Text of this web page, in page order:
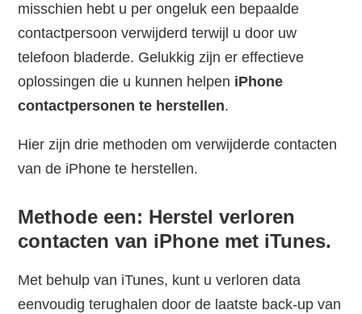
misschien hebt u per ongeluk een bepaalde
contactpersoon verwijderd terwijl u door uw
telefoon bladerde. Gelukkig zijn er effectieve
oplossingen die u kunnen helpen iPhone
contactpersonen te herstellen.
Hier zijn drie methoden om verwijderde contacten
van de iPhone te herstellen.
Methode een: Herstel verloren
contacten van iPhone met iTunes.
Met behulp van iTunes, kunt u verloren data
eenvoudig terughalen door de laatste back-up van